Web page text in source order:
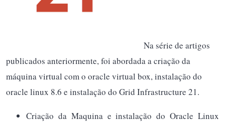
Na série de artigos
publicados anteriormente, foi abordada a criação da
máquina virtual com o oracle virtual box, instalação do
oracle linux 8.6 e instalação do Grid Infrastructure 21.
Criação da Maquina e instalação do Oracle Linux